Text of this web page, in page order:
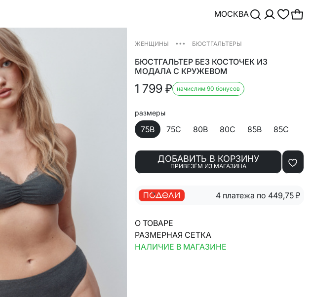
МОСКВА
ЖЕНЩИНЫ ••• БЮСТГАЛЬТЕРЫ
БЮСТГАЛЬТЕР БЕЗ КОСТОЧЕК ИЗ
МОДАЛА С КРУЖЕВОМ
1 799 ₽ начислим 90 бонусов
размеры
75B 75C 80B 80C 85B 85C
ДОБАВИТЬ В КОРЗИНУ
ПРИВЕЗЁМ ИЗ МАГАЗИНА
4 платежа по 449,75 ₽
О ТОВАРЕ
РАЗМЕРНАЯ СЕТКА
НАЛИЧИЕ В МАГАЗИНЕ